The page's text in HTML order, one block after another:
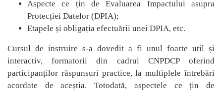
Aspecte ce țin de Evaluarea Impactului asupra
Protecției Datelor (DPIA);
Etapele și obligația efectuării unei DPIA, etc.
Cursul de instruire s-a dovedit a fi unul foarte util și
interactiv,
formatorii din cadrul CNPDCP oferind
participanților răspunsuri practice, la multiplele întrebări
acordate de aceștia. Totodată, aspectele ce țin de